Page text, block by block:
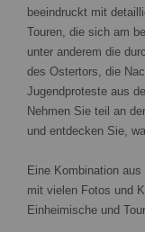
beeindruckt mit
Touren, die sich am
unter anderem die
des Ostertors, die
Jugendproteste aus
Nehmen Sie teil an
und entdecken Sie,
Eine Kombination
mit vielen Fotos und
Einheimische und